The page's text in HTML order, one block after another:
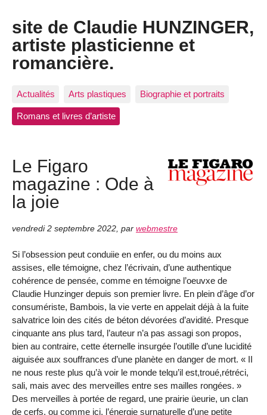
site de Claudie HUNZINGER,
artiste plasticienne et
romancière.
Actualités Arts plastiques Biographie et portraits
Romans et livres d’artiste
Le Figaro
magazine : Ode à
la joie
vendredi 2 septembre 2022 par webmestre
Si l’obsession peut conduiie en enfer, ou du moins aux
assises, elle témoigne, chez l’écrivain, d’une authentique
cohérence de pensée, comme en témoigne l’oeuvxe de
Claudie Hunzinger depuis son premier livre. En plein d’âge d’or
consumériste, Bambois, la vie verte en appelait déjà à la fuite
salvatrice loin des cités de béton dévorées d’avidité. Presque
cinquante ans plus tard, l’auteur n’a pas assagi son propos,
bien au contraire, cette éternelle insurgée l’outille d’une lucidité
aiguisée aux souffrances d’une planète en danger de mort. « II
ne nous reste plus qu’à voir le monde telqu’il est,troué,rétréci,
sali, mais avec des merveilles entre ses mailles rongées. »
Des merveilles à portée de regard, une prairie üeurie, un clan
de cerfs, ou comme ici, l’énergie surnaturelle d’une petite